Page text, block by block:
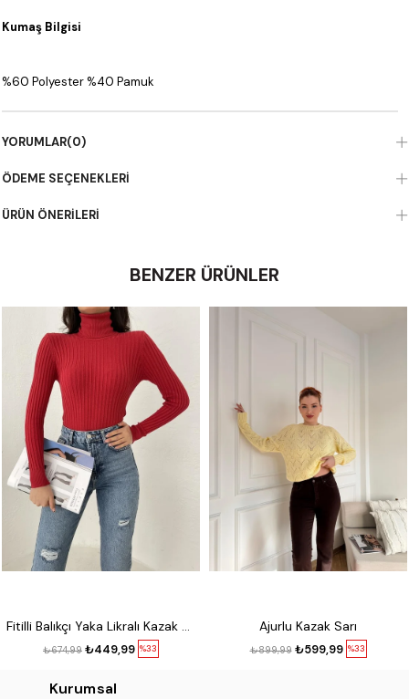
Kumaş Bilgisi
%60 Polyester %40 Pamuk
YORUMLAR(0)
ÖDEME SEÇENEKLERI
ÜRÜN ÖNERILERI
BENZER ÜRÜNLER
Fitilli Balıkçı Yaka Likralı Kazak Kırmızı
%33
₺449,99
₺674,99
Ajurlu Kazak Sarı
%33
₺599,99
₺899,99
Kurumsal